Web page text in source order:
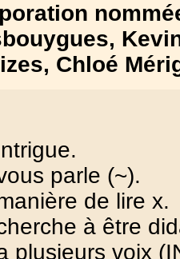
Chloé
parle (~).
de lire x.
à être
plusieurs voix